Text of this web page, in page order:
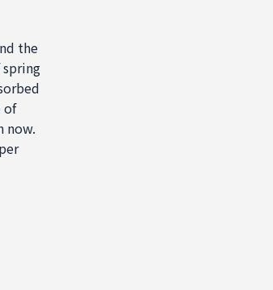
the
of
now.